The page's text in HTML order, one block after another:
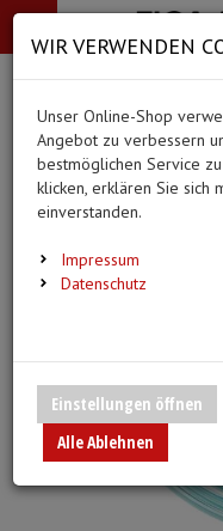
-->
Bekleidung
Medizinische Hilfsmittel
Alle Kategorien
MEDIZINISCHE
Ergebnisse)
Infusion/Transfusion
Urinbeutel/Beinbeutel
Sauerstoffartikel
Spritzen, Kanülen & Zubehör
Pflege & Alltag
Menü
WIR VERWENDEN
Unser Online-Shop
Angebot zu verbessern
bestmöglichen Service
klicken, erklären Sie sich
einverstanden.
Impressum
Datenschutz
Einstellungen öffnen
Alle Ablehnen